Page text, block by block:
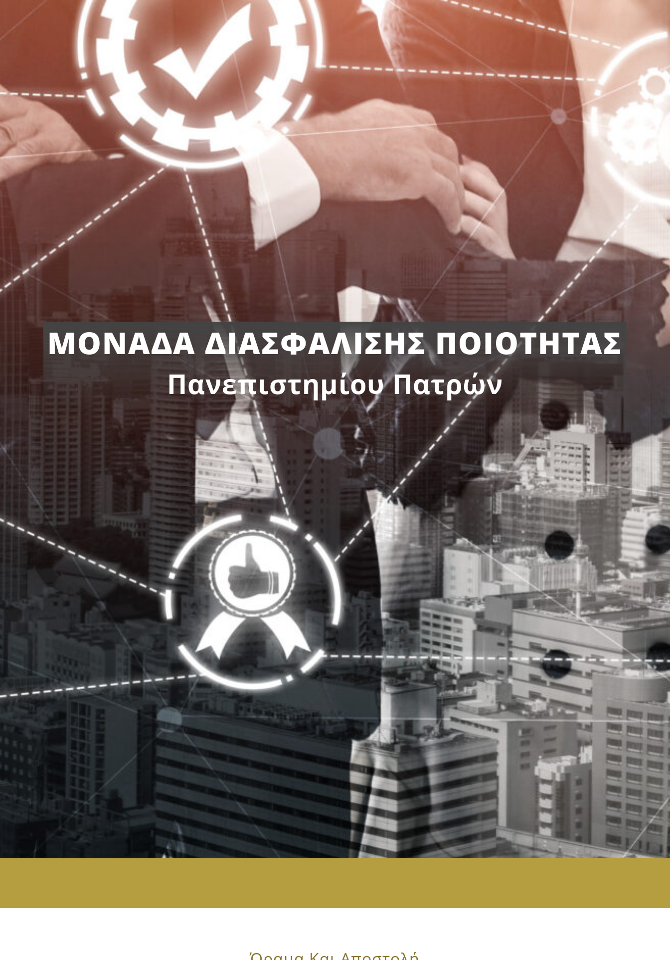
ΜΟΝΑΔΑ ΔΙΑΣΦΑΛΙΣΗΣ ΠΟΙΟΤΗΤΑΣ
Πανεπιστημίου Πατρών